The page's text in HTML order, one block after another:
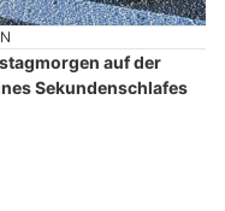
auf der
Sekundenschlafes